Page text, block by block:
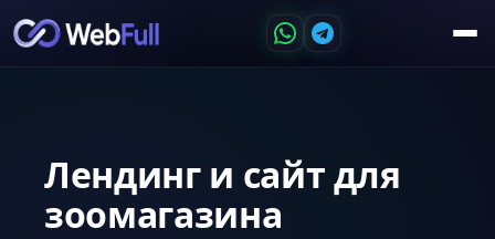
Лендинг и сайт для
зоомагазина